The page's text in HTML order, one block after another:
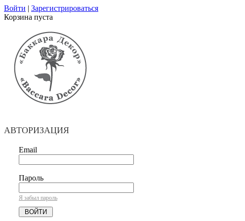
Войти | Зарегистрироваться
Корзина пуста
АВТОРИЗАЦИЯ
Email
Пароль
Я забыл пароль